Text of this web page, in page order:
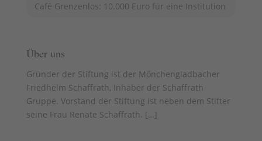
Café Grenzenlos: 10.000 Euro für eine Institution
Über uns
Gründer der Stiftung ist der Mönchengladbacher
Friedhelm Schaffrath, Inhaber der Schaffrath
Gruppe. Vorstand der Stiftung ist neben dem Stifter
seine Frau Renate Schaffrath. […]